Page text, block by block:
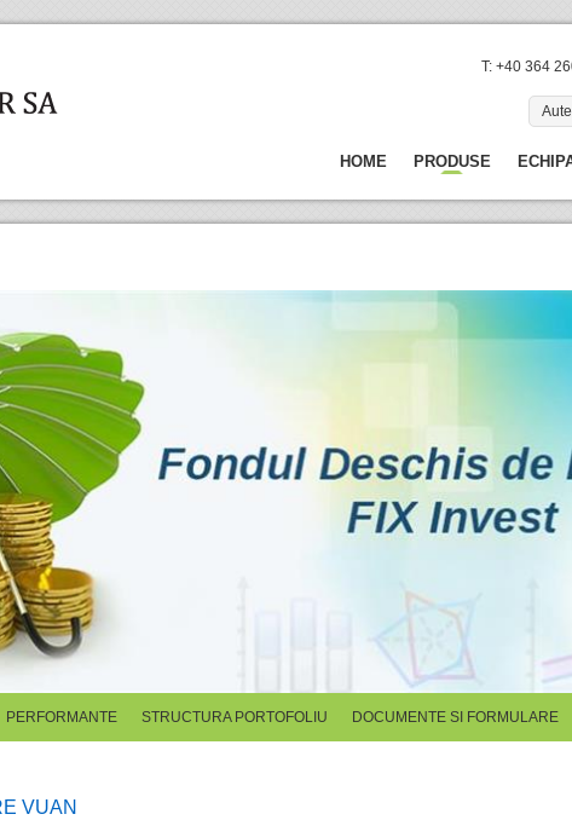
T: +40 364
HOME PRODUSE
PERFORMANTE STRUCTURA PORTOFOLIU DOCUMENTE SI FORMULARE
VUAN